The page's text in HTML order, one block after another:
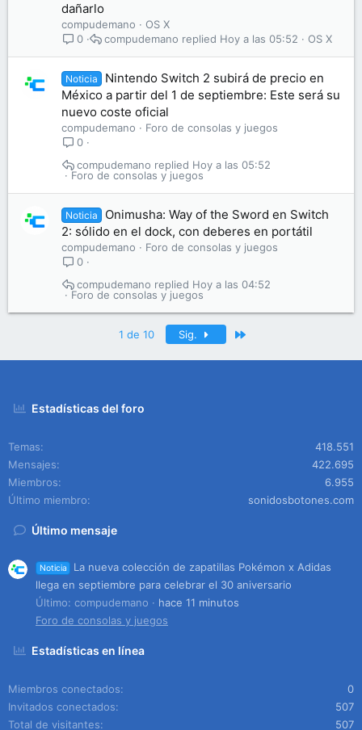
dañarlo
compudemano
OS X
0
OS X
Hoy a las 05:52
compudemano
Noticia
Nintendo Switch 2 subirá de precio en
México a partir del 1 de septiembre: Este será su
nuevo coste oficial
compudemano
Foro de consolas y juegos
0
Foro de consolas y juegos
Hoy a las 05:52
compudemano
Noticia
Onimusha: Way of the Sword en Switch
2: sólido en el dock, con deberes en portátil
compudemano
Foro de consolas y juegos
0
Foro de consolas y juegos
Hoy a las 04:52
compudemano
1 de 10 Sig.
Estadísticas del foro
Temas
418.551
Mensajes
422.695
Miembros
6.955
Último miembro
sonidosbotones.com
Último mensaje
Noticia
La nueva colección de zapatillas Pokémon x Adidas
llega en septiembre para celebrar el 30 aniversario
Último: compudemano
hace 11 minutos
Foro de consolas y juegos
Estadísticas en línea
Miembros conectados
0
Invitados conectados
507
Total de visitantes
507